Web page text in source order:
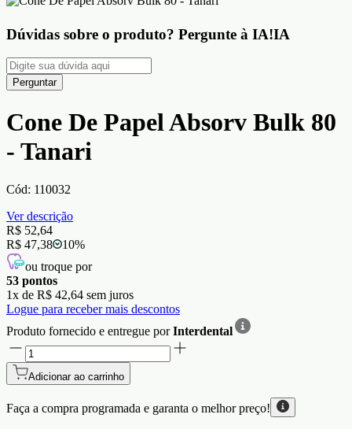
Dúvidas sobre o produto? Pergunte à IA!IA
Perguntar
Cone De Papel Absorv Bulk 80
- Tanari
Cód: 110032
Ver descrição
R$ 52,64
R$ 47,38
10%
ou troque por
53 pontos
1x de R$ 42,64 sem juros
Logue para receber mais descontos
Produto fornecido e entregue porInterdental
Adicionar ao carrinho
Faça a compra programada e garanta o melhor preço!